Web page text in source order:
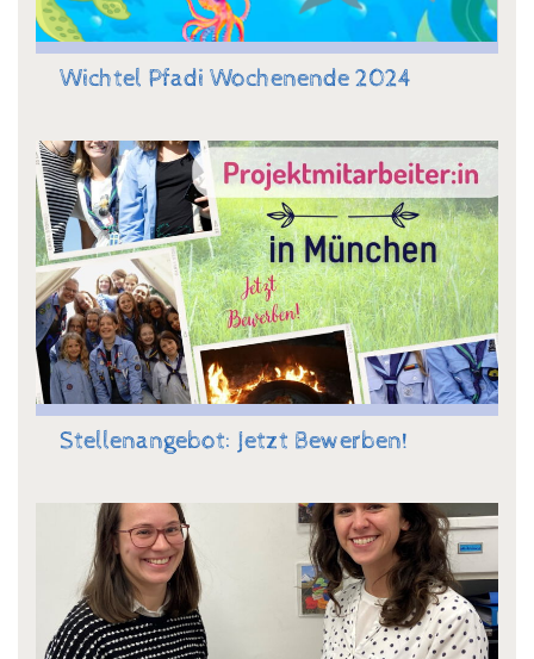
Wichtel Pfadi Wochenende 2024
Stellenangebot: Jetzt Bewerben!